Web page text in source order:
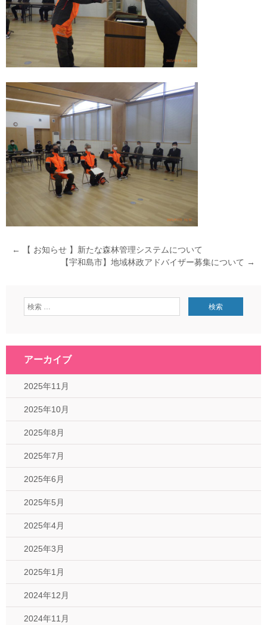
←
【 お知らせ 】新たな森林管理システムについて
【宇和島市】地域林政アドバイザー募集について →
アーカイブ
2025年11月
2025年10月
2025年8月
2025年7月
2025年6月
2025年5月
2025年4月
2025年3月
2025年1月
2024年12月
2024年11月